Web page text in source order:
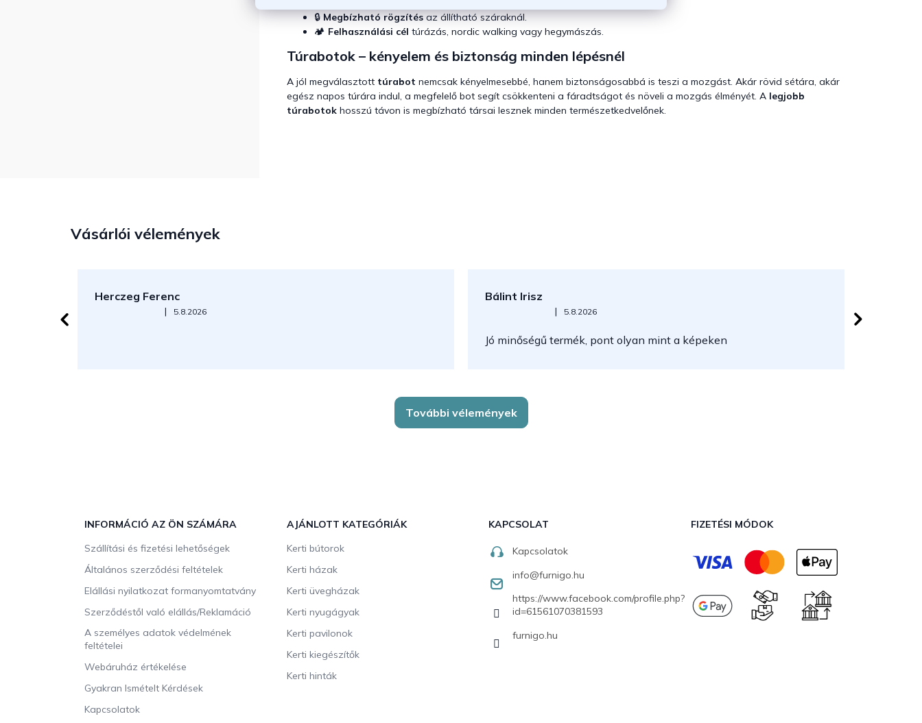
🔒Megbízható rögzítésaz állítható száraknál.
🏕️ Felhasználási cél túrázás, nordic walking vagy hegymászás.
Túrabotok – kényelem és biztonság minden lépésnél
A jól megválasztott túrabot nemcsak kényelmesebbé, hanem biztonságosabbá is teszi a mozgást. Akár rövid sétára, akár
egész napos túrára indul, a megfelelő bot segít csökkenteni a fáradtságot és növeli a mozgás élményét. A legjobb
túrabotok hosszú távon is megbízható társai lesznek minden természetkedvelőnek.
Vásárlói vélemények
Herczeg Ferenc
Az áruház értékelése 5-ből 5 csillag.
| 5.8.2026
Bálint Irisz
Az áruház értékelése 5-ből 5 csillag.
| 5.8.2026
Jó minőségű termék, pont olyan mint a képeken
További vélemények
INFORMÁCIÓ AZ ÖN SZÁMÁRA
Szállítási és fizetési lehetőségek
Általános szerződési feltételek
Elállási nyilatkozat formanyomtatvány
Szerződéstől való elállás/Reklamáció
A személyes adatok védelmének
feltételei
Webáruház értékelése
Gyakran Ismételt Kérdések
Kapcsolatok
AJÁNLOTT KATEGÓRIÁK
Kerti bútorok
Kerti házak
Kerti üvegházak
Kerti nyugágyak
Kerti pavilonok
Kerti kiegészítők
Kerti hinták
KAPCSOLAT
Kapcsolatok
info@furnigo.hu
https://www.facebook.com/profile.php?
id=61561070381593
furnigo.hu
FIZETÉSI MÓDOK